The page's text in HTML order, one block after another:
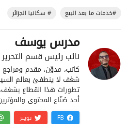
#خدمات ما بعد البيع # سكانيا الجزائر
مدرس يوسف
نائب رئيس قسم التحرير
كاتب، مدوّن، مقدم
شغف لا ينطفئ بعالم
تطورات هذا القطاع
أحد صُنّاع المحتوى
FB تويتر